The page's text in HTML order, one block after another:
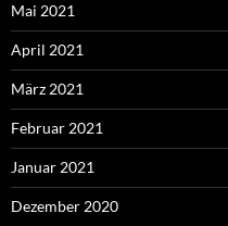
Mai 2021
April 2021
März 2021
Februar 2021
Januar 2021
Dezember 2020